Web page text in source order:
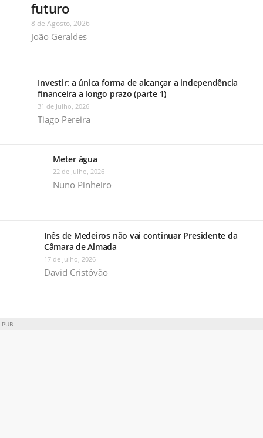
futuro
8 de Agosto, 2026
João Geraldes
Investir: a única forma de alcançar a independência
financeira a longo prazo (parte 1)
31 de Julho, 2026
Tiago Pereira
Meter água
22 de Julho, 2026
Nuno Pinheiro
Inês de Medeiros não vai continuar Presidente da
Câmara de Almada
17 de Julho, 2026
David Cristóvão
PUB